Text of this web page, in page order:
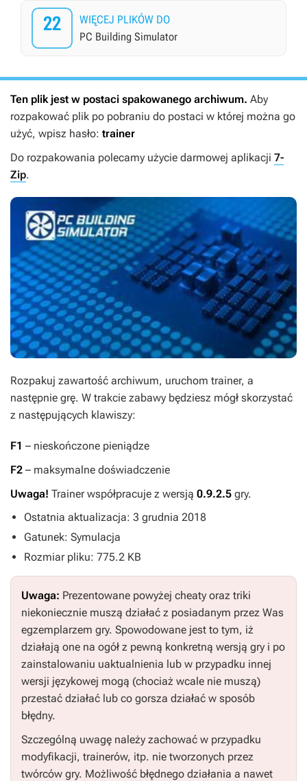
22
WIĘCEJ PLIKÓW DO
PC Building Simulator
Ten plik jest w postaci spakowanego archiwum. Aby
rozpakować plik po pobraniu do postaci w której można go
użyć, wpisz hasło: trainer
Do rozpakowania polecamy użycie darmowej aplikacji 7-
Zip.
Rozpakuj zawartość archiwum, uruchom trainer, a
następnie grę. W trakcie zabawy będziesz mógł skorzystać
z następujących klawiszy:
F1 – nieskończone pieniądze
F2 – maksymalne doświadczenie
Uwaga! Trainer współpracuje z wersją 0.9.2.5 gry.
Ostatnia aktualizacja: 3 grudnia 2018
Gatunek: Symulacja
Rozmiar pliku: 775.2 KB
Uwaga: Prezentowane powyżej cheaty oraz triki
niekoniecznie muszą działać z posiadanym przez Was
egzemplarzem gry. Spowodowane jest to tym, iż
działają one na ogół z pewną konkretną wersją gry i po
zainstalowaniu uaktualnienia lub w przypadku innej
wersji językowej mogą (chociaż wcale nie muszą)
przestać działać lub co gorsza działać w sposób
błędny.
Szczególną uwagę należy zachować w przypadku
modyfikacji, trainerów, itp. nie tworzonych przez
twórców gry. Możliwość błędnego działania a nawet